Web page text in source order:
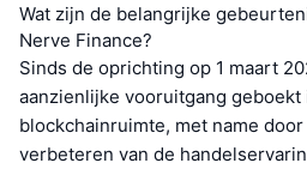
Wat zijn de belangrijke
Nerve Finance?
Sinds de oprichting op 1 maart
aanzienlijke vooruitgang
blockchainruimte, met name
verbeteren van de